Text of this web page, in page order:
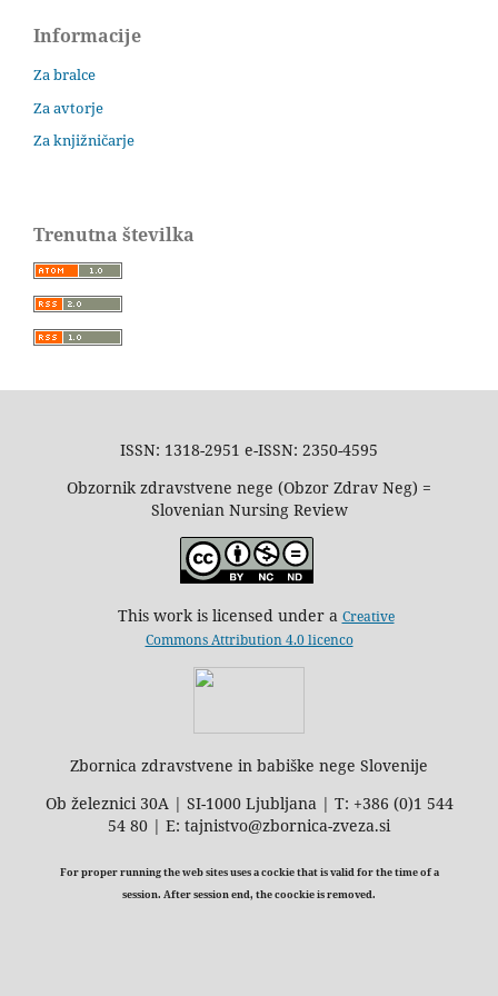
Informacije
Za bralce
Za avtorje
Za knjižničarje
Trenutna številka
ISSN: 1318-2951 e-ISSN: 2350-4595
Obzornik zdravstvene nege (Obzor Zdrav Neg) =
Slovenian Nursing Review
This work is licensed under a Creative
Commons Attribution 4.0 licenco
Zbornica zdravstvene in babiške nege Slovenije
Ob železnici 30A | SI-1000 Ljubljana | T: +386 (0)1 544
54 80 | E: tajnistvo@zbornica-zveza.si
For proper running the web sites uses a cockie that is valid for the time of a
session. After session end, the coockie is removed.